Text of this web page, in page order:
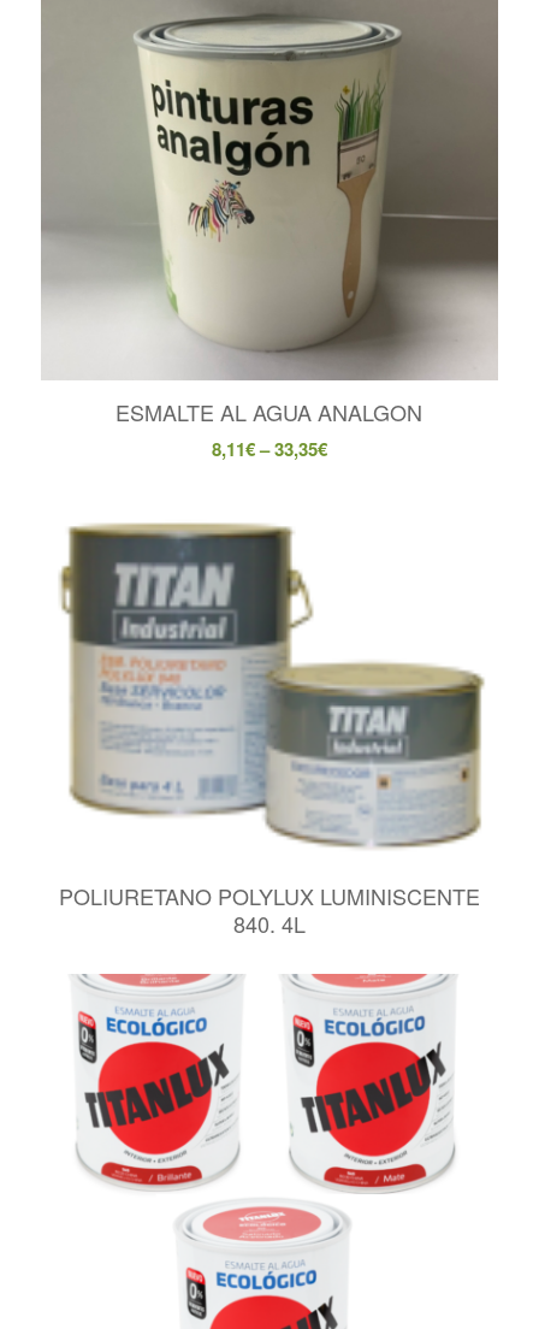
ESMALTE AL AGUA ANALGON
8,11€–33,35€
POLIURETANO POLYLUX LUMINISCENTE
840. 4L